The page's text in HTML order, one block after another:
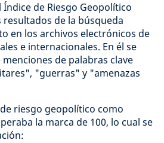
de Riesgo Geopolítico
resultados de la búsqueda
en los archivos electrónicos de
e internacionales. En él se
de palabras clave
"guerras" y "amenazas
riesgo geopolítico como
la marca de 100, lo cual se